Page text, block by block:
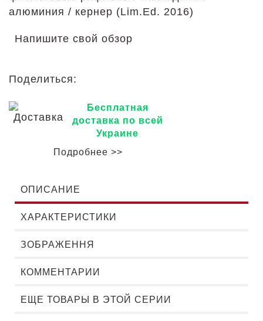
алюминия / кернер (Lim.Ed. 2016)
Напишите свой обзор
Поделиться:
Бесплатная
доставка по всей
Украине
Подробнее >>
ОПИСАНИЕ
ХАРАКТЕРИСТИКИ
ЗОБРАЖЕННЯ
КОММЕНТАРИИ
ЕЩЕ ТОВАРЫ В ЭТОЙ СЕРИИ